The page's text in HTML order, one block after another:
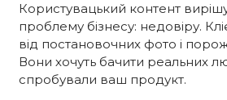
Користувацький контент
проблему бізнесу: недовіру.
від постановочних фото і
Вони хочуть бачити реальних
спробували ваш продукт.